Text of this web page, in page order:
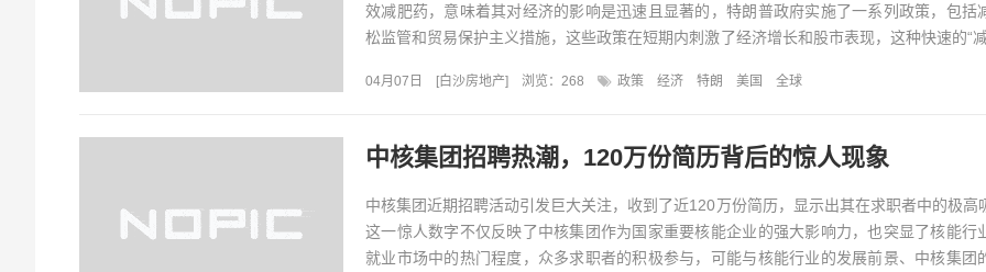
效减肥药，意味着其对经济的影响是迅速且显著的，特朗普政府实施了一系列政策，包括
松监管和贸易保护主义措施，这些政策在短期内刺激了经济增长和股市表现，这种快速的“
04月07日 [白沙房地产] 浏览：268 政策 经济 特朗 美国 全球
中核集团招聘热潮，120万份简历背后的惊人现象
中核集团近期招聘活动引发巨大关注，收到了近120万份简历，显示出其在求职者中的极高
这一惊人数字不仅反映了中核集团作为国家重要核能企业的强大影响力，也突显了核能行
就业市场中的热门程度，众多求职者的积极参与，可能与核能行业的发展前景、中核集团